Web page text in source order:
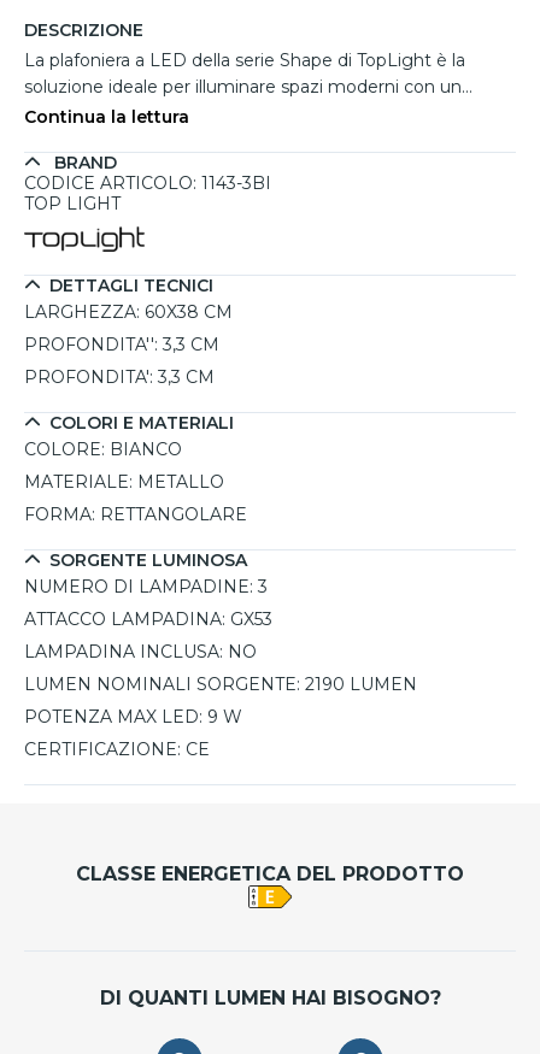
DESCRIZIONE
La plafoniera a LED della serie Shape di TopLight è la
soluzione ideale per illuminare spazi moderni con un
design semplice e funzionale. Realizzata in metallo
sabbia, questa plafoniera compatta con 3 luci è perfetta
per installazioni a soffitto in ambienti di medie dimensioni
lampadine LED con attacco GX53 sono intercambiabili e
permettono una resa luminosa eccellente con un flusso di
2190 lumen totali, garantendo una luce diretta verso il
basso che crea un'atmosfera accogliente ed efficiente. Il
design minimalista e il grado di protezione IP20 la
rendono pratica e versatile.
Continua la lettura
BRAND
CODICE ARTICOLO: 1143-3BI
TOP LIGHT
DETTAGLI TECNICI
LARGHEZZA: 60X38 CM
PROFONDITA'': 3,3 CM
PROFONDITA': 3,3 CM
COLORI E MATERIALI
COLORE: BIANCO
MATERIALE: METALLO
FORMA: RETTANGOLARE
SORGENTE LUMINOSA
NUMERO DI LAMPADINE: 3
ATTACCO LAMPADINA: GX53
LAMPADINA INCLUSA: NO
LUMEN NOMINALI SORGENTE: 2190 LUMEN
POTENZA MAX LED: 9 W
CERTIFICAZIONE: CE
CLASSE ENERGETICA DEL PRODOTTO
DI QUANTI LUMEN HAI BISOGNO?